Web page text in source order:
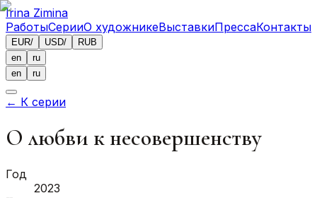
Irina Zimina
РаботыСерииО художникеВыставкиПрессаКонтакты
EUR/ USD/
RUB
en
ru
en
ru
← К серии
О любви к несовершенству
Год
2023